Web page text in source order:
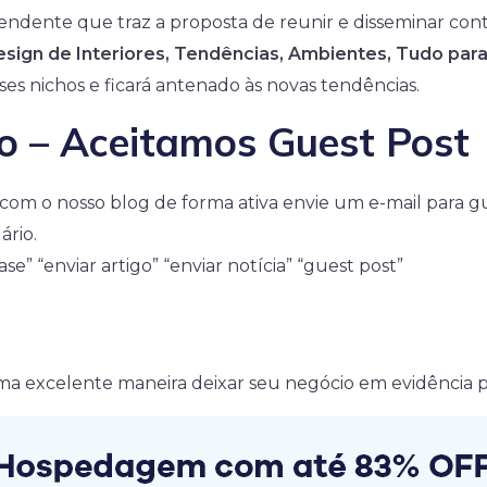
que traz a proposta de reunir e disseminar
de Interiores, Tendências, Ambientes, Tudo
nichos e ficará antenado às novas tendências.
– Aceitamos Guest Post
o nosso blog de forma ativa envie um e-mail para
“enviar artigo” “enviar notícia” “guest post”
excelente maneira deixar seu negócio em